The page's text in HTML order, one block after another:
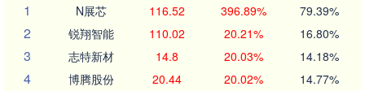
1
N展芯 116.52 396.89% 79.39%
2 锐翔智能 110.02 20.21% 16.80%
3 志特新材 14.8 20.03% 14.18%
4 博腾股份 20.44 20.02% 14.77%